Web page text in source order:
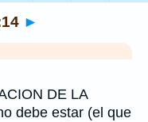
►
DE LA
debe estar (el que